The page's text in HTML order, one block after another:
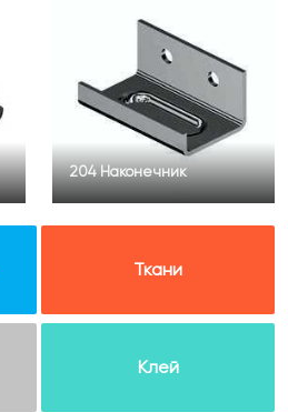
204 Наконечник
Ткани
Клей